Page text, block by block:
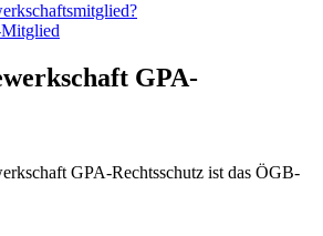
GPA-
GPA-Rechtsschutz ist das ÖGB-